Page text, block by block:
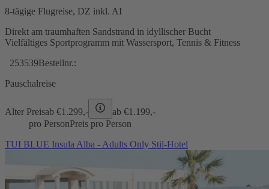
8-tägige Flugreise, DZ inkl. AI
Direkt am traumhaften Sandstrand in idyllischer Bucht
Vielfältiges Sportprogramm mit Wassersport, Tennis & Fitness
253539Bestellnr.:
Pauschalreise
Alter Preisab €1.299,- ab €1.199,-
pro PersonPreis pro Person
TUI BLUE Insula Alba - Adults Only Stil-Hotel